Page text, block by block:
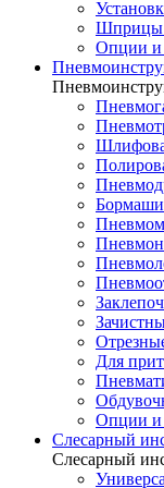
Шприцы
Опции и
Для
Опции и
Слесарный
Слесарный